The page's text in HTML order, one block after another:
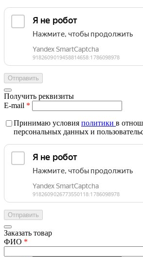
Получить реквизиты
E-mail *
Принимаю условия политики в
персональных данных и
Заказать товар
ФИО *